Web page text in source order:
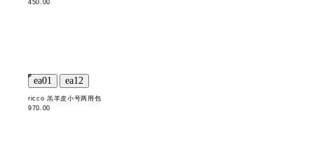
450.00
ricco 羔羊皮小号两用包
970.00